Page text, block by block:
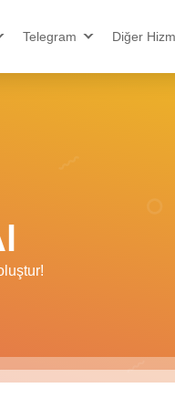
Telegram Diğer